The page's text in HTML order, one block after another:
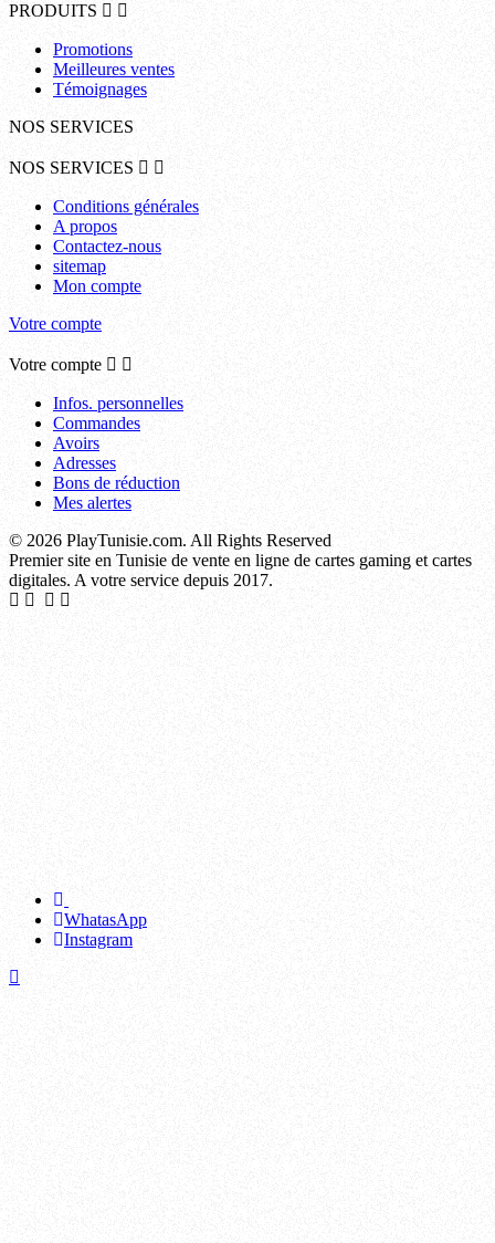
PRODUITS  
Promotions
Meilleures ventes
Témoignages
NOS SERVICES
NOS SERVICES  
Conditions générales
A propos
Contactez-nous
sitemap
Mon compte
Votre compte
Votre compte  
Infos. personnelles
Commandes
Avoirs
Adresses
Bons de réduction
Mes alertes
© 2026 PlayTunisie.com. All Rights Reserved
Premier site en Tunisie de vente en ligne de cartes gaming et cartes
digitales. A votre service depuis 2017.
WhatasApp
Instagram